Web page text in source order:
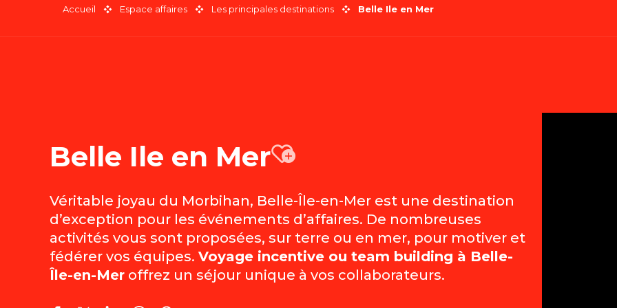
Accueil Espace affaires Les principales destinations Belle Ile en Mer
Belle Ile en MerAjouter aux
Véritable joyau du Morbihan, Belle-Île-en-Mer est une destination
d’exception pour les événements d’affaires. De nombreuses
activités vous sont proposées, sur terre ou en mer, pour motiver et
fédérer vos équipes. Voyage incentive ou team building à Belle-
Île-en-Mer offrez un séjour unique à vos collaborateurs.